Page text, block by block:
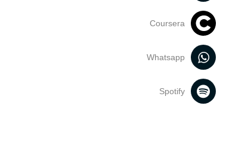
Coursera
Whatsapp
Spotify